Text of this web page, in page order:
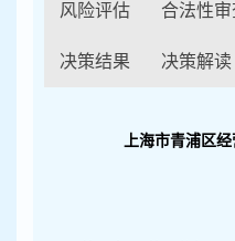
风险评估 合法性审
决策结果 决策解读
上海市青浦区